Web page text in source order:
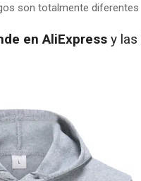
son totalmente diferentes
en AliExpress y las